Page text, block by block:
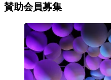
賛助会員募集